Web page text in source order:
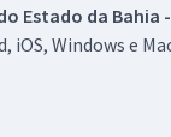
Estado da Bahia
Windows e